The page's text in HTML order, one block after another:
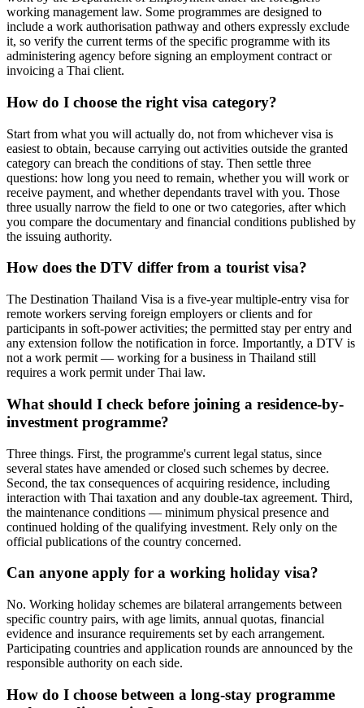
working management law. Some programmes are designed to
include a work authorisation pathway and others expressly exclude
it, so verify the current terms of the specific programme with its
administering agency before signing an employment contract or
invoicing a Thai client.
How do I choose the right visa category?
Start from what you will actually do, not from whichever visa is
easiest to obtain, because carrying out activities outside the granted
category can breach the conditions of stay. Then settle three
questions: how long you need to remain, whether you will work or
receive payment, and whether dependants travel with you. Those
three usually narrow the field to one or two categories, after which
you compare the documentary and financial conditions published by
the issuing authority.
How does the DTV differ from a tourist visa?
The Destination Thailand Visa is a five-year multiple-entry visa for
remote workers serving foreign employers or clients and for
participants in soft-power activities; the permitted stay per entry and
any extension follow the notification in force. Importantly, a DTV is
not a work permit — working for a business in Thailand still
requires a work permit under Thai law.
What should I check before joining a residence-by-
investment programme?
Three things. First, the programme's current legal status, since
several states have amended or closed such schemes by decree.
Second, the tax consequences of acquiring residence, including
interaction with Thai taxation and any double-tax agreement. Third,
the maintenance conditions — minimum physical presence and
continued holding of the qualifying investment. Rely only on the
official publications of the country concerned.
Can anyone apply for a working holiday visa?
No. Working holiday schemes are bilateral arrangements between
specific country pairs, with age limits, annual quotas, financial
evidence and insurance requirements set by each arrangement.
Participating countries and application rounds are announced by the
responsible authority on each side.
How do I choose between a long-stay programme